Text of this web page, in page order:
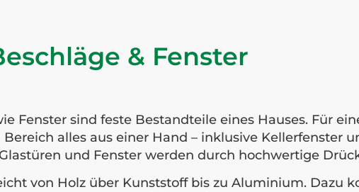
& Fenster
Fenster sind feste Bestandteile eines Hauses. Für
alles aus einer Hand – inklusive Kellerfenster
und Fenster werden durch hochwertige
von Holz über Kunststoff bis zu Aluminium. Dazu